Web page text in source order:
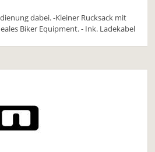
dabei. -Kleiner Rucksack mit
Biker Equipment. - Ink. Ladekabel